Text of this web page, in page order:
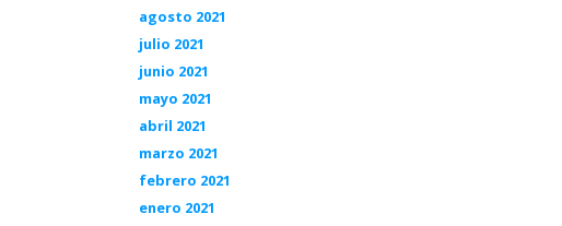
agosto 2021
julio 2021
junio 2021
mayo 2021
abril 2021
marzo 2021
febrero 2021
enero 2021